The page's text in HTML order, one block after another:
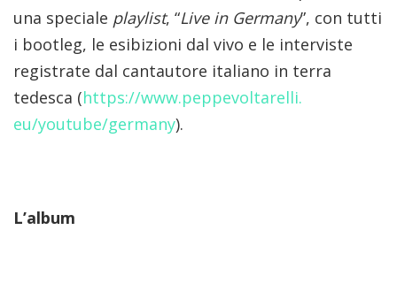
una speciale playlist, “Live in Germany”, con tutti
i bootleg, le esibizioni dal vivo e le interviste
registrate dal cantautore italiano in terra
tedesca (https://www.peppevoltarelli.
eu/youtube/germany).
L’album